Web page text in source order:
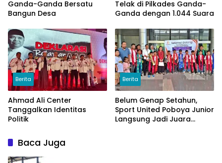
Ganda-Ganda Bersatu
Bangun Desa
Telak di Pilkades Ganda-
Ganda dengan 1.044 Suara
Berita
Ahmad Ali Center
Tanggalkan Identitas
Politik
Berita
Belum Genap Setahun,
Sport United Poboya Junior
Langsung Jadi Juara
Baca Juga